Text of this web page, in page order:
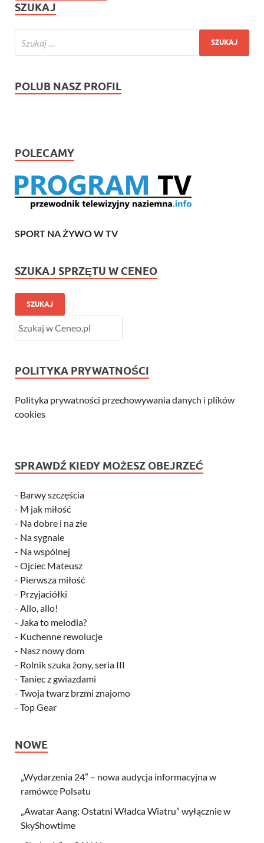
SZUKAJ
POLUB NASZ PROFIL
POLECAMY
SPORT NA ŻYWO W TV
SZUKAJ SPRZĘTU W CENEO
SZUKAJ
POLITYKA PRYWATNOŚCI
Polityka prywatności przechowywania danych i plików
cookies
SPRAWDŹ KIEDY MOŻESZ OBEJRZEĆ
- Barwy szczęścia
- M jak miłość
- Na dobre i na złe
- Na sygnale
- Na wspólnej
- Ojciec Mateusz
- Pierwsza miłość
- Przyjaciółki
- Allo, allo!
- Jaka to melodia?
- Kuchenne rewolucje
- Nasz nowy dom
- Rolnik szuka żony, seria III
- Taniec z gwiazdami
- Twoja twarz brzmi znajomo
- Top Gear
NOWE
„Wydarzenia 24” – nowa audycja informacyjna w
ramówce Polsatu
„Awatar Aang: Ostatni Władca Wiatru” wyłącznie w
SkyShowtime